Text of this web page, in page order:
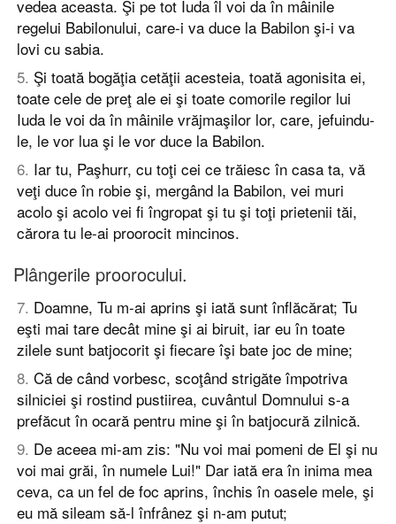
vedea aceasta. Şi pe tot Iuda îl voi da în mâinile
regelui Babilonului, care-i va duce la Babilon şi-i va
lovi cu sabia.
5. Şi toată bogăţia cetăţii acesteia, toată agonisita ei,
toate cele de preţ ale ei şi toate comorile regilor lui
Iuda le voi da în mâinile vrăjmaşilor lor, care, jefuindu-
le, le vor lua şi le vor duce la Babilon.
6. Iar tu, Paşhurr, cu toţi cei ce trăiesc în casa ta, vă
veţi duce în robie şi, mergând la Babilon, vei muri
acolo şi acolo vei fi îngropat şi tu şi toţi prietenii tăi,
cărora tu le-ai proorocit mincinos.
Plângerile proorocului.
7. Doamne, Tu m-ai aprins şi iată sunt înflăcărat; Tu
eşti mai tare decât mine şi ai biruit, iar eu în toate
zilele sunt batjocorit şi fiecare îşi bate joc de mine;
8. Că de când vorbesc, scoţând strigăte împotriva
silniciei şi rostind pustiirea, cuvântul Domnului s-a
prefăcut în ocară pentru mine şi în batjocură zilnică.
9. De aceea mi-am zis: "Nu voi mai pomeni de El şi nu
voi mai grăi, în numele Lui!" Dar iată era în inima mea
ceva, ca un fel de foc aprins, închis în oasele mele, şi
eu mă sileam să-l înfrânez şi n-am putut;